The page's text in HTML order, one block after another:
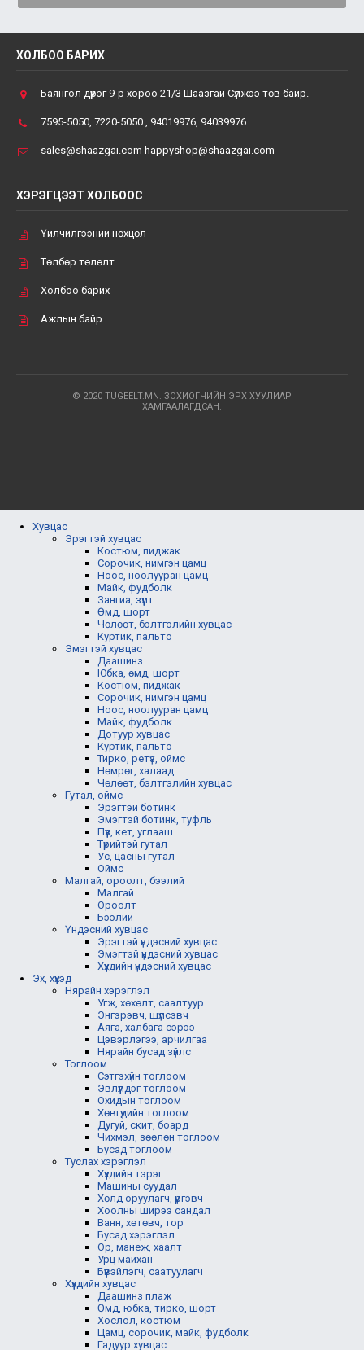
ХОЛБОО БАРИХ
Баянгол дүүрэг 9-р хороо 21/3 Шаазгай Сүлжээ төв байр.
7595-5050, 7220-5050 , 94019976, 94039976
sales@shaazgai.com happyshop@shaazgai.com
ХЭРЭГЦЭЭТ ХОЛБООС
Үйлчилгээний нөхцөл
Төлбөр төлөлт
Холбоо барих
Ажлын байр
© 2020 TUGEELT.MN. ЗОХИОГЧИЙН ЭРХ ХУУЛИАР
ХАМГААЛАГДСАН.
Хувцас
Эрэгтэй хувцас
Костюм, пиджак
Сорочик, нимгэн цамц
Ноос, ноолууран цамц
Майк, фудболк
Зангиа, зүүлт
Өмд, шорт
Чөлөөт, бэлтгэлийн хувцас
Куртик, пальто
Эмэгтэй хувцас
Даашинз
Юбка, өмд, шорт
Костюм, пиджак
Сорочик, нимгэн цамц
Ноос, ноолууран цамц
Майк, фудболк
Дотуур хувцас
Куртик, пальто
Тирко, ретүз, оймс
Нөмрөг, халаад
Чөлөөт, бэлтгэлийн хувцас
Гутал, оймс
Эрэгтэй ботинк
Эмэгтэй ботинк, туфль
Пүүз, кет, углааш
Түрийтэй гутал
Ус, цасны гутал
Оймс
Малгай, ороолт, бээлий
Малгай
Ороолт
Бээлий
Үндэсний хувцас
Эрэгтэй үндэсний хувцас
Эмэгтэй үндэсний хувцас
Хүүхдийн үндэсний хувцас
Эх, хүүхэд
Нярайн хэрэглэл
Угж, хөхөлт, саалтуур
Энгэрэвч, шүлсэвч
Аяга, халбага сэрээ
Цэвэрлэгээ, арчилгаа
Нярайн бусад зүйлс
Тоглоом
Сэтгэхүйн тоглоом
Эвлүүлдэг тоглоом
Охидын тоглоом
Хөвгүүдийн тоглоом
Дугуй, скит, боард
Чихмэл, зөөлөн тоглоом
Бусад тоглоом
Туслах хэрэглэл
Хүүхдийн тэрэг
Машины суудал
Хөлд оруулагч, үүргэвч
Хоолны ширээ сандал
Ванн, хөтөвч, тор
Бусад хэрэглэл
Ор, манеж, хаалт
Урц майхан
Бүүвэйлэгч, саатуулагч
Хүүхдийн хувцас
Даашинз плаж
Өмд, юбка, тирко, шорт
Хослол, костюм
Цамц, сорочик, майк, фудболк
Гадуур хувцас